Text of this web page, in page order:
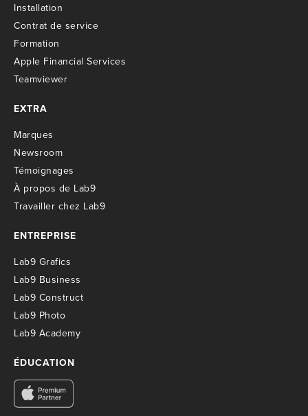
Installation
Contrat de service
Formation
Apple Financial Services
Teamviewer
EXTRA
Marques
Newsroom
Témoignages
À propos de Lab9
Travailler chez Lab9
ENTREPRISE
Lab9 Grafics
Lab9 Business
Lab9 Construct
Lab9 Photo
Lab9 Academy
ÉDUCATION